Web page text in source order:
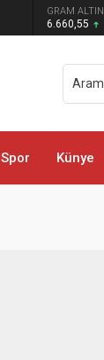
GRAM ALTIN
6.660,55
Spor Künye